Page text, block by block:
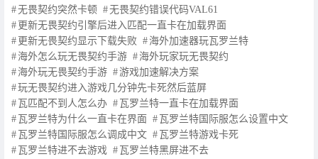
无畏契约突然卡顿
无畏契约错误代码VAL61
更新无畏契约引擎后进入匹配一直卡在加载界面
更新无畏契约显示下载失败
海外加速器玩瓦罗兰特
海外怎么玩无畏契约手游
海外玩家玩无畏契约
海外玩无畏契约手游
游戏加速解决方案
玩无畏契约进入游戏几分钟先卡死然后蓝屏
瓦匹配不到人怎么办
瓦罗兰特一直卡在加载界面
瓦罗兰特为什么一直卡在界面
瓦罗兰特国际服怎么设置中文
瓦罗兰特国际服怎么调成中文
瓦罗兰特游戏卡死
瓦罗兰特进不去游戏
瓦罗兰特黑屏进不去